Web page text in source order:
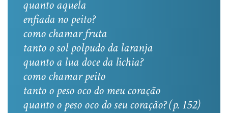
quanto aquela
enfiada no peito?
como chamar fruta
tanto o sol polpudo da laranja
quanto a lua doce da lichia?
como chamar peito
tanto o peso oco do meu coração
quanto o peso oco do seu coração? (p. 152)